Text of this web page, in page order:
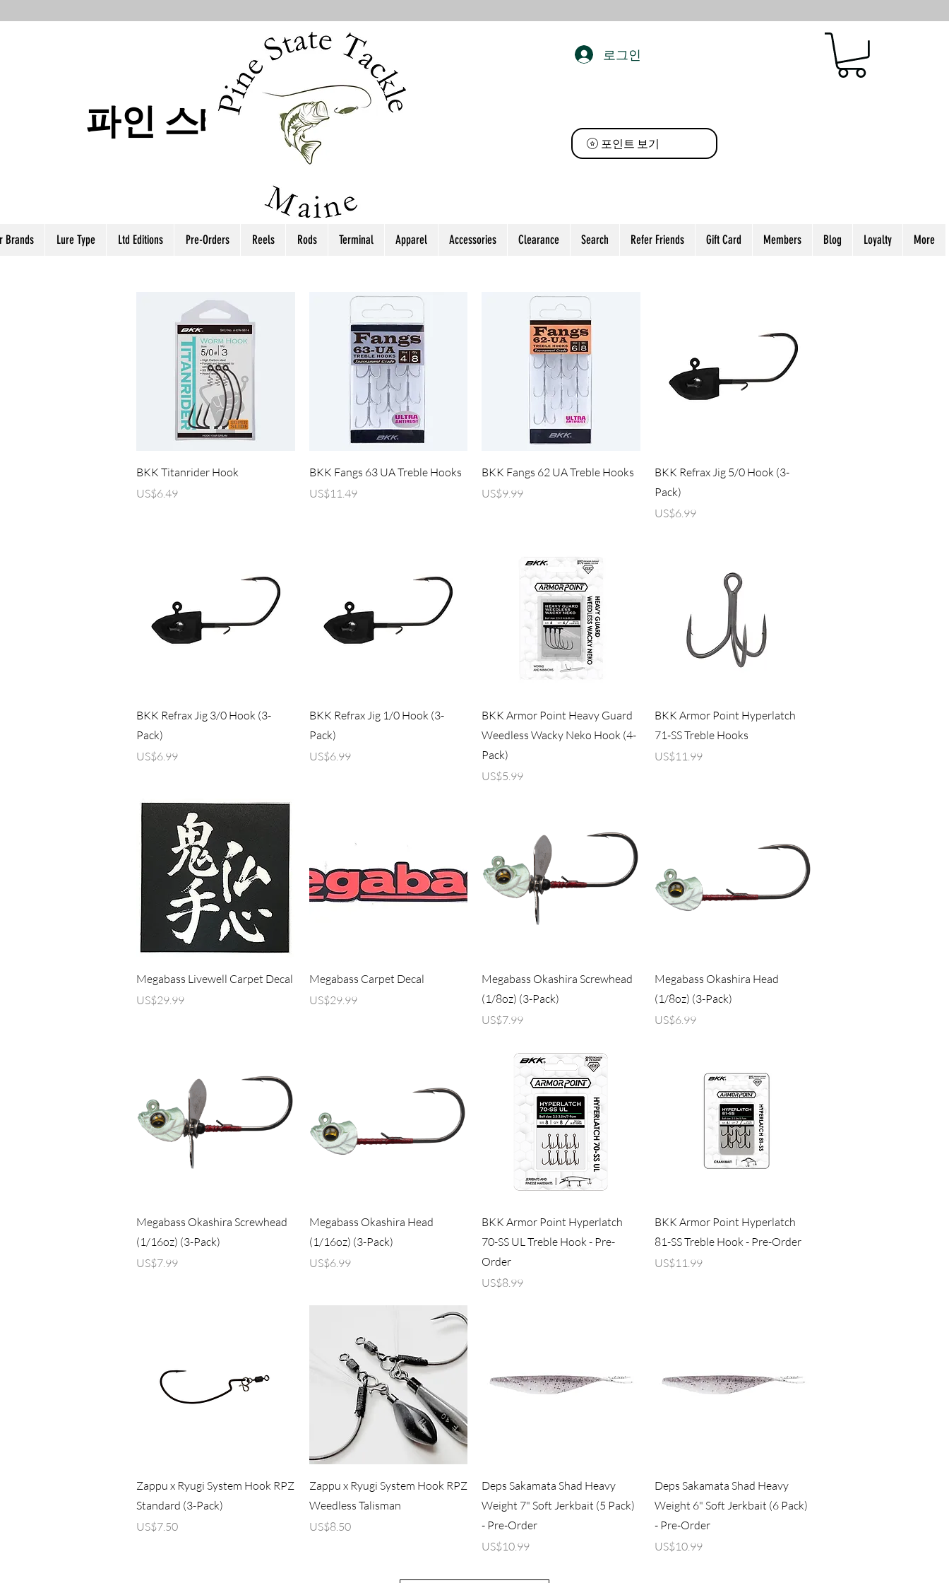
파인 스테이트 태클
로그인
포인트 보기
Brands Lure Type Ltd Editions Pre-Orders Reels Rods Terminal Apparel Accessories Clearance Search Refer Friends Gift Card Members Blog Loyalty More
제품보기
BKK Titanrider Hook
가격
US$6.49
제품보기
BKK Fangs 63 UA Treble Hooks
가격
US$11.49
제품보기
BKK Fangs 62 UA Treble Hooks
가격
US$9.99
제품보기
BKK Refrax Jig 5/0 Hook (3-
Pack)
가격
US$6.99
제품보기
BKK Refrax Jig 3/0 Hook (3-
Pack)
가격
US$6.99
제품보기
BKK Refrax Jig 1/0 Hook (3-
Pack)
가격
US$6.99
제품보기
BKK Armor Point Heavy Guard
Weedless Wacky Neko Hook (4-
Pack)
가격
US$5.99
제품보기
BKK Armor Point Hyperlatch
71-SS Treble Hooks
가격
US$11.99
제품보기
Megabass Livewell Carpet Decal
가격
US$29.99
제품보기
Megabass Carpet Decal
가격
US$29.99
제품보기
Megabass Okashira Screwhead
(1/8oz) (3-Pack)
가격
US$7.99
제품보기
Megabass Okashira Head
(1/8oz) (3-Pack)
가격
US$6.99
제품보기
Megabass Okashira Screwhead
(1/16oz) (3-Pack)
가격
US$7.99
제품보기
Megabass Okashira Head
(1/16oz) (3-Pack)
가격
US$6.99
제품보기
BKK Armor Point Hyperlatch
70-SS UL Treble Hook - Pre-
Order
가격
US$8.99
제품보기
BKK Armor Point Hyperlatch
81-SS Treble Hook - Pre-Order
가격
US$11.99
제품보기
Zappu x Ryugi System Hook RPZ
Standard (3-Pack)
가격
US$7.50
제품보기
Zappu x Ryugi System Hook RPZ
Weedless Talisman
가격
US$8.50
제품보기
Deps Sakamata Shad Heavy
Weight 7" Soft Jerkbait (5 Pack)
- Pre-Order
가격
US$10.99
제품보기
Deps Sakamata Shad Heavy
Weight 6" Soft Jerkbait (6 Pack)
- Pre-Order
가격
US$10.99